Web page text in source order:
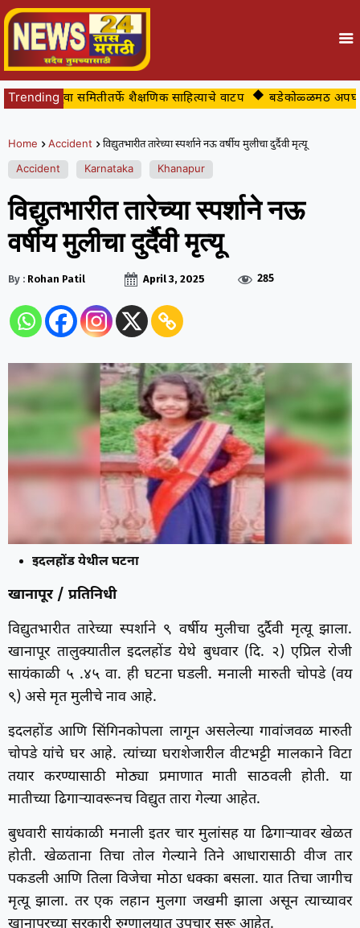
Trending
युवा समितीतर्फे शैक्षणिक साहित्याचे वाटप बडेकोळ्ळमठ
Home Accident
विद्युतभारीत तारेच्या स्पर्शाने नऊ वर्षीय मुलीचा दुर्दैवी मृत्यू
Accident
Karnataka Khanapur
विद्युतभारीत तारेच्या स्पर्शाने नऊ
वर्षीय मुलीचा दुर्दैवी मृत्यू
By : Rohan Patil April 3, 2025 285
इदलहोंड येथील घटना
खानापूर / प्रतिनिधी
विद्युतभारीत तारेच्या स्पर्शाने ९ वर्षीय मुलीचा दुर्दैवी मृत्यू झाला.
खानापूर तालुक्यातील इदलहोंड येथे बुधवार (दि. २) एप्रिल रोजी
सायंकाळी ५ .४५ वा. ही घटना घडली. मनाली मारुती चोपडे (वय
९) असे मृत मुलीचे नाव आहे.
इदलहोंड आणि सिंगिनकोपला लागून असलेल्या गावांजवळ मारुती
चोपडे यांचे घर आहे. त्यांच्या घराशेजारील वीटभट्टी मालकाने विटा
तयार करण्यासाठी मोठ्या प्रमाणात माती साठवली होती. या
मातीच्या ढिगाऱ्यावरूनच विद्युत तारा गेल्या आहेत.
बुधवारी सायंकाळी मनाली इतर चार मुलांसह या ढिगाऱ्यावर खेळत
होती. खेळताना तिचा तोल गेल्याने तिने आधारासाठी वीज तार
पकडली आणि तिला विजेचा मोठा धक्का बसला. यात तिचा जागीच
मृत्यू झाला. तर एक लहान मुलगा जखमी झाला असून त्याच्यावर
खानापूरच्या सरकारी रुग्णालयात उपचार सुरू आहेत.